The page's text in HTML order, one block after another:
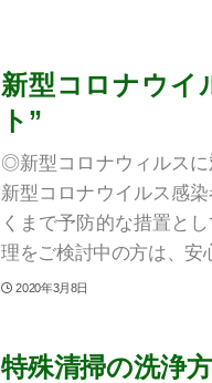
新型コロナウイ
ト”
◎新型コロナウィルスに
新型コロナウイルス感
くまで予防的な措置と
理をご検討中の方は、安
2020年3月8日
特殊清掃の洗浄